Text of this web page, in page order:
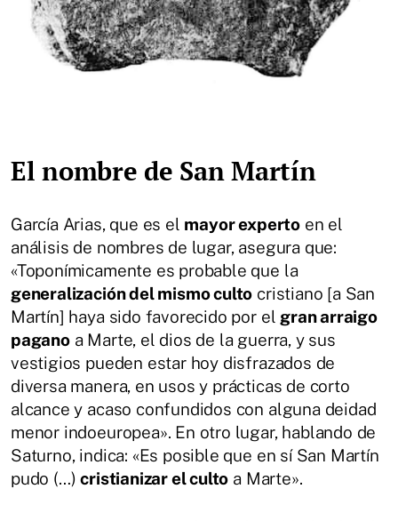
El nombre de San Martín
García Arias, que es el mayor expertoen el
análisis de nombres de lugar, asegura que:
«Toponímicamente es probable que la
generalización del mismo culto cristiano [a San
Martín] haya sido favorecido por el gran arraigo
paganoa Marte, el dios de la guerra, y sus
vestigios pueden estar hoy disfrazados de
diversa manera, en usos y prácticas de corto
alcance y acaso confundidos con alguna deidad
menor indoeuropea». En otro lugar, hablando de
Saturno, indica: «Es posible que en sí San Martín
pudo (…)cristianizar el culto a Marte».